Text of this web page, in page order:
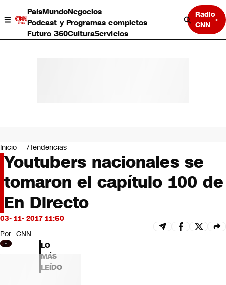
PaísMundoNegocios
Podcast y Programas completos
Futuro 360CulturaServicios
Radio
CNN
Negocios
Deportes
Programas completos
Cultura
Servicios
Bits
CNN tiempo
Futuro 360
Opinión
Inicio Tendencias
Youtubers nacionales se
tomaron el capítulo 100 de
En Directo
03- 11- 2017 11:50
Por CNN
LO
MÁS
LEÍDO